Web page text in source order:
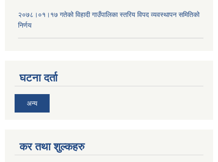
२०७८।०१।१७ गतेको विहादी गाउँपालिका स्तरिय विपद व्यवस्थापन समितिको
निर्णय
घटना दर्ता
अन्य
कर तथा शुल्कहरु